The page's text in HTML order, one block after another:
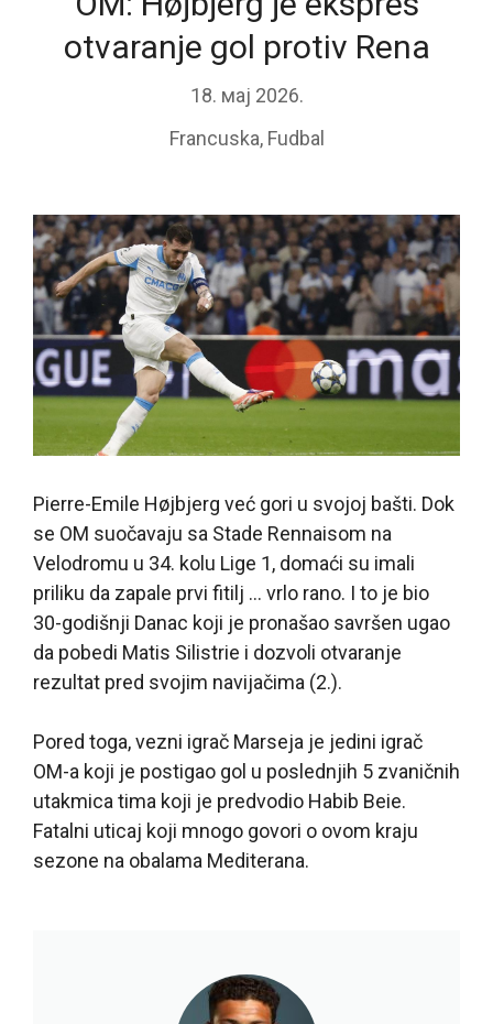
otvaranje gol protiv Rena
18. мај 2026.
Francuska, Fudbal
Pierre-Emile Højbjerg već gori u svojoj bašti. Dok
se OM suočavaju sa Stade Rennaisom na
Velodromu u 34. kolu Lige 1, domaći su imali
priliku da zapale prvi fitilj … vrlo rano. I to je bio
30-godišnji Danac koji je pronašao savršen ugao
da pobedi Matis Silistrie i dozvoli otvaranje
rezultat pred svojim navijačima (2.).
Pored toga, vezni igrač Marseja je jedini igrač
OM-a koji je postigao gol u poslednjih 5 zvaničnih
utakmica tima koji je predvodio Habib Beie.
Fatalni uticaj koji mnogo govori o ovom kraju
sezone na obalama Mediterana.